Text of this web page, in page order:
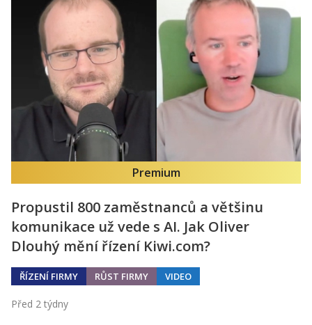
Premium
Propustil 800 zaměstnanců a většinu
komunikace už vede s AI. Jak Oliver
Dlouhý mění řízení Kiwi.com?
ŘÍZENÍ FIRMY RŮST FIRMY VIDEO
Před 2 týdny